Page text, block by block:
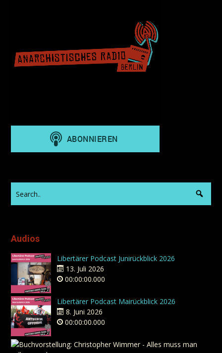
Audios
Libertärer Podcast Junirückblick 2026
13. Juli 2026
00:00:00.000
Libertärer Podcast Mairückblick 2026
8. Juni 2026
00:00:00.000